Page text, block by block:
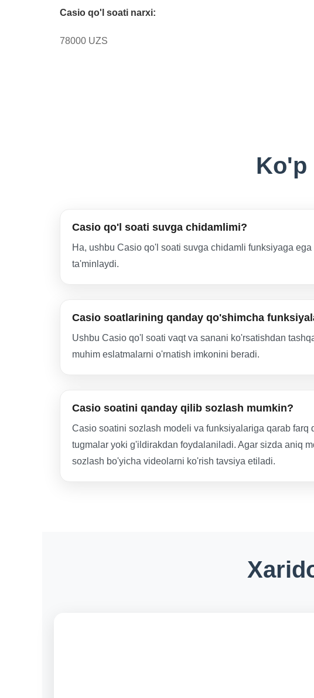
Casio qo'l soati narxi:
78000 UZS
Ko'p
Casio qo'l soati suvga chidamlimi?
Ha, ushbu Casio qo'l soati suvga chidamli funksiyaga
ta'minlaydi.
Casio soatlarining qanday qo'shimcha
Ushbu Casio qo'l soati vaqt va sanani ko'rsatishdan
muhim eslatmalarni o'rnatish imkonini beradi.
Casio soatini qanday qilib sozlash mumkin?
Casio soatini sozlash modeli va funksiyalariga qarab
tugmalar yoki g'ildirakdan foydalaniladi. Agar sizda aniq
sozlash bo'yicha videolarni ko'rish tavsiya etiladi.